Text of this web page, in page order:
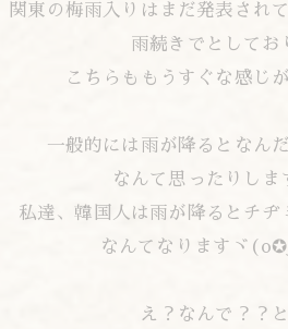
関東の梅雨入りはまだ発表され
雨続きでとしてお
こちらももうすぐな感じ
一般的には雨が降るとなん
なんて思ったりしま
私達、韓国人は雨が降るとチヂ
なんてなりますヾ
え？なんで？？と